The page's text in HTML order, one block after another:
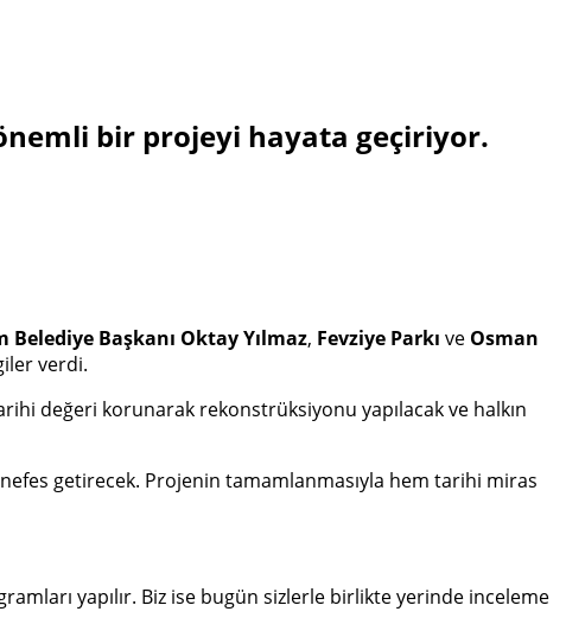
bir projeyi hayata geçiriyor.
Belediye Başkanı Oktay Yılmaz, Fevziye Parkı ve Osman
verdi.
değeri korunarak rekonstrüksiyonu yapılacak ve halkın
getirecek. Projenin tamamlanmasıyla hem tarihi miras
yapılır. Biz ise bugün sizlerle birlikte yerinde inceleme